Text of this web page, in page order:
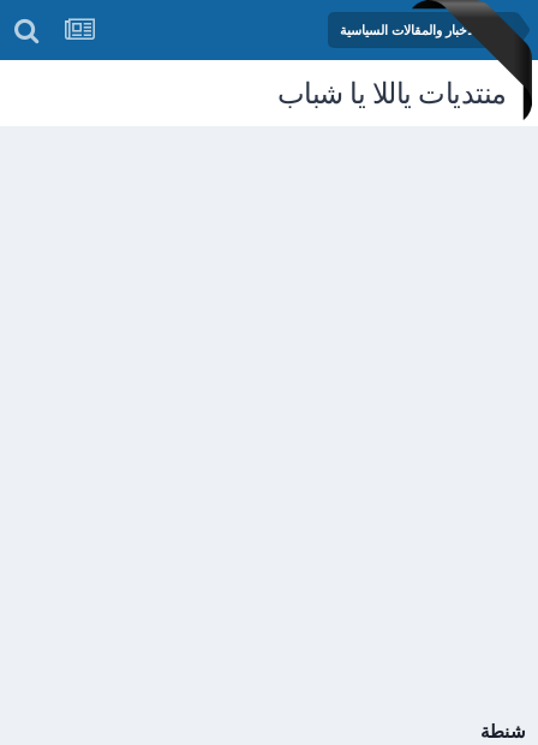
منتدى الأخبار والمقالات السياسية
منتديات ياللا يا شباب
شنطة